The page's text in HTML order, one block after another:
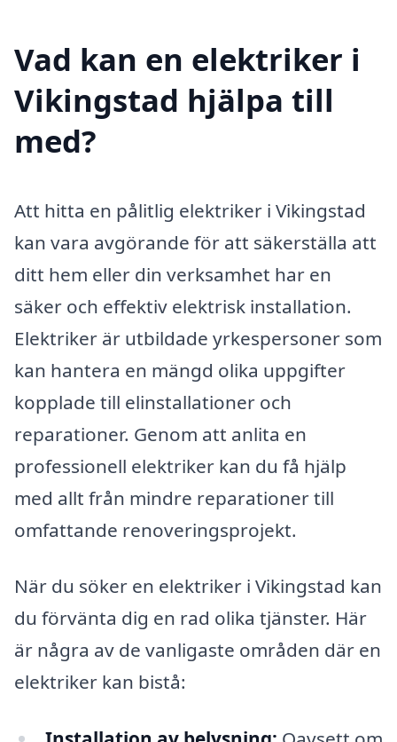
Vad kan en elektriker i
Vikingstad hjälpa till
med?
Att hitta en pålitlig elektriker i Vikingstad
kan vara avgörande för att säkerställa att
ditt hem eller din verksamhet har en
säker och effektiv elektrisk installation.
Elektriker är utbildade yrkespersoner som
kan hantera en mängd olika uppgifter
kopplade till elinstallationer och
reparationer. Genom att anlita en
professionell elektriker kan du få hjälp
med allt från mindre reparationer till
omfattande renoveringsprojekt.
När du söker en elektriker i Vikingstad kan
du förvänta dig en rad olika tjänster. Här
är några av de vanligaste områden där en
elektriker kan bistå: